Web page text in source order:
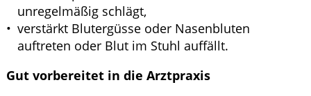
unregelmäßig schlägt,
verstärkt Blutergüsse oder Nasenbluten
auftreten oder Blut im Stuhl auffällt.
Gut vorbereitet in die Arztpraxis